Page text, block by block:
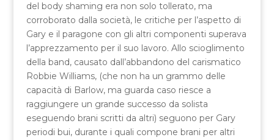
del body shaming era non solo tollerato, ma
corroborato dalla società, le critiche per l’aspetto di
Gary e il paragone con gli altri componenti superava
l’apprezzamento per il suo lavoro. Allo scioglimento
della band, causato dall’abbandono del carismatico
Robbie Williams, (che non ha un grammo delle
capacità di Barlow, ma guarda caso riesce a
raggiungere un grande successo da solista
eseguendo brani scritti da altri) seguono per Gary
periodi bui, durante i quali compone brani per altri